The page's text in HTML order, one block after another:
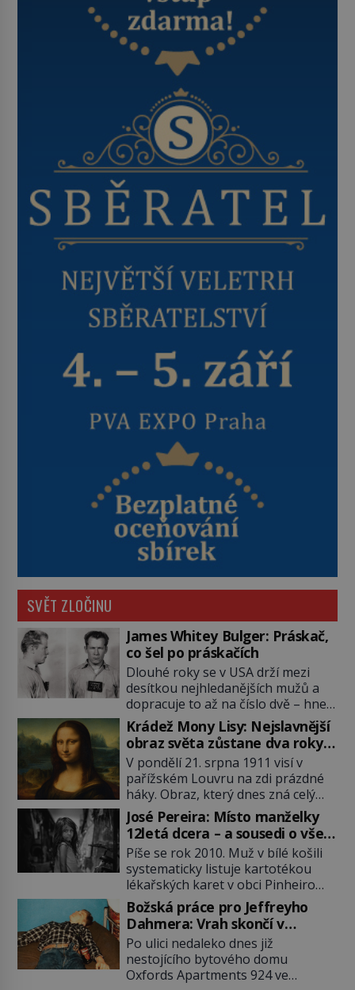
SVĚT ZLOČINU
James Whitey Bulger: Práskač,
co šel po práskačích
Dlouhé roky se v USA drží mezi
desítkou nejhledanějších mužů a
dopracuje to až na číslo dvě – hned
po Usámovi bin Ládinovi (1957–
2011). To je James „Whitey“ Bulger
(1929–2018) viněný ze spoluúčasti
na 19 vraždách, vydírání a lichvy. A
samozřejmě, krom toho je ještě
drogový dealer, který neváhá
odstranit z cesty všechny práskače,
zatímco […]
Krádež Mony Lisy: Nejslavnější
obraz světa zůstane dva roky
nezvěstný
V pondělí 21. srpna 1911 visí v
pařížském Louvru na zdi prázdné
háky. Obraz, který dnes zná celý
svět, je pryč. Zpočátku si nikdo
nemyslí, že jde o krádež.
Zaměstnanci jsou přesvědčeni, že
Mona Lisa je jen v restaurátorské
dílně nebo u fotografa. Když se
ukáže pravda, propukne jeden z
největších honů na zloděje v […]
José Pereira: Místo manželky
12letá dcera – a sousedi o všem
vědí!
Píše se rok 2010. Muž v bílé košili
systematicky listuje kartotékou
lékařských karet v obci Pinheiro
ležící asi 20 kilometrů od farmy s
podivínským majitelem. Něco tu
nesedí. Ledaže… Ledaže by ta
mladá dívka z farmy byla ne
manželkou, ale dcerou – a všechny
ty děti byly zplozené v incestu. Na
Božská práce pro Jeffreyho
Dahmera: Vrah skončí v
tratolišti krve ve vězeňských
umývárnách
Po ulici nedaleko dnes již
nestojícího bytového domu
Oxfords Apartments 924 ve